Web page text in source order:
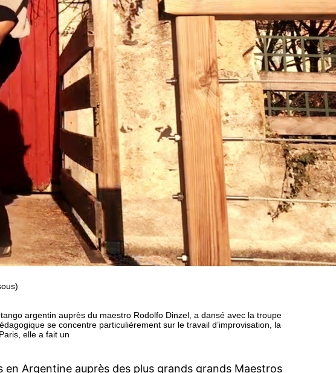
argentin auprès du maestro Rodolfo Dinzel, a dansé avec la troupe
se concentre particulièrement sur le travail d’improvisation, la
elle a fait un
Argentine auprès des plus grands grands Maestros